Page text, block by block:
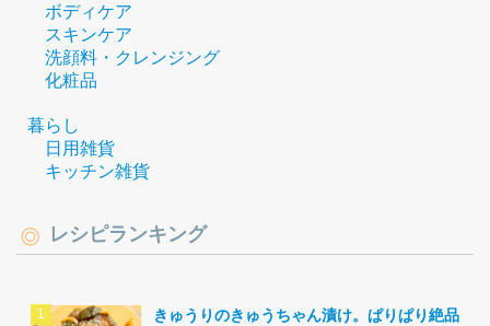
ボディケア
スキンケア
洗顔料・クレンジング
化粧品
暮らし
日用雑貨
キッチン雑貨
レシピランキング
きゅうりのきゅうちゃん漬け。ぱりぱり絶品。